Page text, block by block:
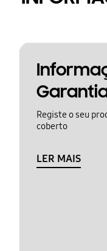
Registe o seu
coberto
LER MAIS